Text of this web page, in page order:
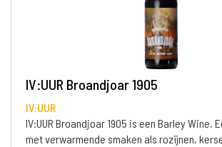
IV:UUR Broandjoar 1905
IV:UUR
IV:UUR Broandjoar 1905 is een Barley Wine.
met verwarmende smaken als rozijnen,